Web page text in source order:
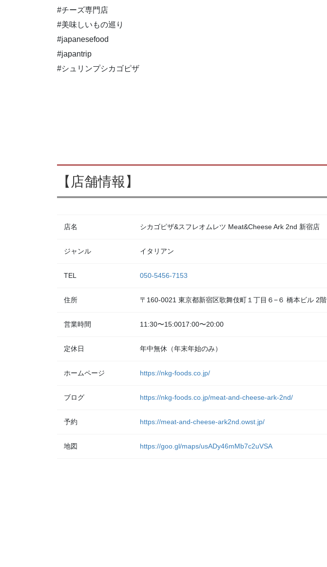
#チーズ専門店
#美味しいもの巡り
#japanesefood
#japantrip
#シュリンプシカゴピザ
【店舗情報】
店名 シカゴピザ&スフレオムレツ Meat&Cheese Ark 2nd 新宿店
ジャンル イタリアン
TEL 050-5456-7153
住所 〒160-0021 東京都新宿区歌舞伎町１丁目６−６ 橋本ビル 2階
営業時間 11:30〜15:0017:00〜20:00
定休日 年中無休（年末年始のみ）
ホームページ https://nkg-foods.co.jp/
ブログ https://nkg-foods.co.jp/meat-and-cheese-ark-2nd/
予約 https://meat-and-cheese-ark2nd.owst.jp/
地図 https://goo.gl/maps/usADy46mMb7c2uVSA